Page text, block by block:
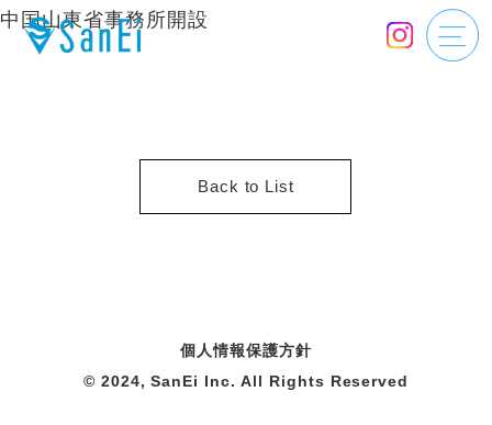
中国山東省事務所開設
Back to List
個人情報保護方針
© 2024, SanEi Inc. All Rights Reserved